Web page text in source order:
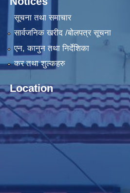
सूचना तथा समाचार
सार्वजनिक खरीद /बोलपत्र सूचना
एन, कानुन तथा निर्देशिका
कर तथा शुल्कहरु
Location